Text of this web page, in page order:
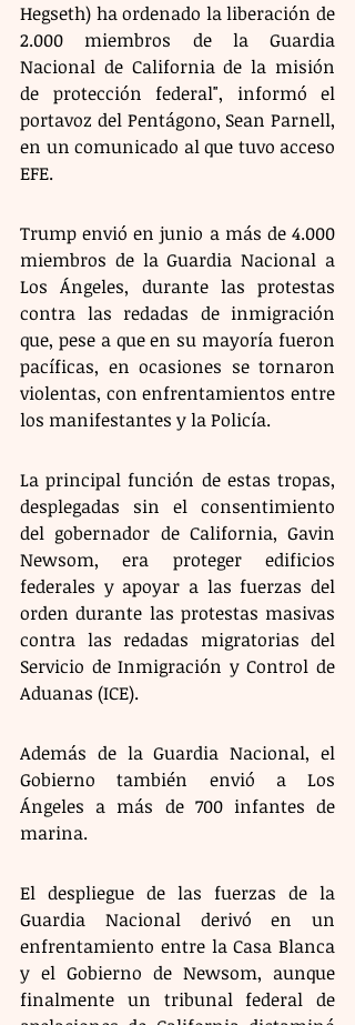
Hegseth) ha ordenado la liberación de
2.000 miembros de la Guardia
Nacional de California de la misión
de protección federal", informó el
portavoz del Pentágono, Sean Parnell,
en un comunicado al que tuvo acceso
EFE.
Trump envió en junio a más de 4.000
miembros de la Guardia Nacional a
Los Ángeles, durante las protestas
contra las redadas de inmigración
que, pese a que en su mayoría fueron
pacíficas, en ocasiones se tornaron
violentas, con enfrentamientos entre
los manifestantes y la Policía.
La principal función de estas tropas,
desplegadas sin el consentimiento
del gobernador de California, Gavin
Newsom, era proteger edificios
federales y apoyar a las fuerzas del
orden durante las protestas masivas
contra las redadas migratorias del
Servicio de Inmigración y Control de
Aduanas (ICE).
Además de la Guardia Nacional, el
Gobierno también envió a Los
Ángeles a más de 700 infantes de
marina.
El despliegue de las fuerzas de la
Guardia Nacional derivó en un
enfrentamiento entre la Casa Blanca
y el Gobierno de Newsom, aunque
finalmente un tribunal federal de